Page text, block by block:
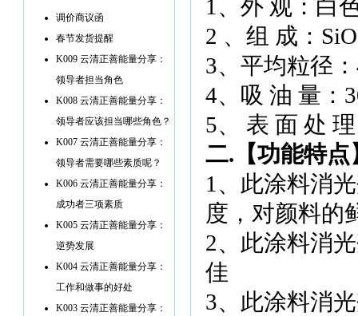
调价商议函
春节发货提醒
K009 云清正善能量分享：
领导者担当角色
K008 云清正善能量分享：
领导者应该担当哪些角色？
K007 云清正善能量分享：
领导者需要哪些素质呢？
K006 云清正善能量分享：
成功者三项素质
K005 云清正善能量分享：
逆势发展
K004 云清正善能量分享：
工作和做事的好处
K003 云清正善能量分享：
1 、外 观：白
2 、组 成：
3、平均粒径：
4、吸 油 量：
5、
表 面 处
二. 【功能特
1 、此涂料消
度，对颜料的
2、此涂料消
佳
3、此涂料消